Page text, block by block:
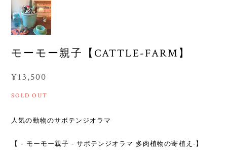
モーモー親子【CATTLE-FARM】
¥13,500
SOLD OUT
人気の動物のサボテンジオラマ
【 - モーモー親子 - サボテンジオラマ 多肉植物の寄植え-】